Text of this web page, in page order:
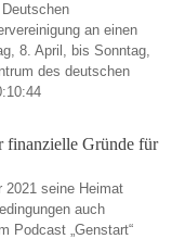
an einen
8. April, bis Sonntag,
des deutschen
finanzielle Gründe für
2021 seine Heimat
auch
Podcast „Genstart“